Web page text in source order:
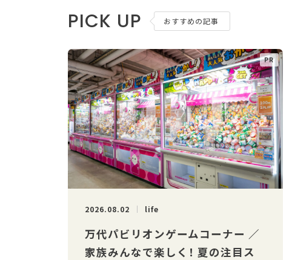
PICK UP おすすめの記事
2026.08.02 life
万代パビリオンゲームコーナー ／
家族みんなで楽しく！ 夏の注目ス